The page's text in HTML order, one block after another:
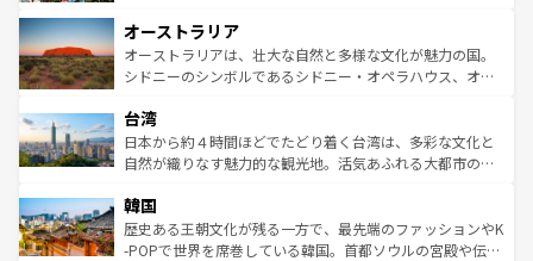
部のニューオーリンズでは、音楽と美食が融合した独特の
文化が魅力。旅行者はアメリカの各地域で異なる魅力を楽
しみながら、その多様性と豊かな歴史を感じることができ
ならではの贅沢な旅のスタイルだ。 なお、新着のアメリカ
情報はコンテンツ一覧を参照してほしい。
ワイ島は見逃せない。また、定番の観光地といえばオアフ
島だが、静かな自然を求めるならマウイ島やカウアイ島が
おすすめ。エメラルドグリーンに輝く海をはじめ、豊かな
れるおもてなしの心で訪れる人々を迎えてくれるハワイの
人々、おいしいローカルフードやハワイアンミュージッ
ク、伝統的なフラダンスなど、すべてがハワイの魅力を彩
ワイを、存分に味わってほしい。 なお、新着のハワイ情報
はコンテンツ一覧を参照してほしい。
オーストラリア
オーストラリアは、壮大な自然と多様な文化が魅力の国。
シドニーのシンボルであるシドニー・オペラハウス、オー
リアリーフや大陸中央部にそびえるウルル（エアーズロッ
ク）、タスマニアの美しい原生林やケアンズの熱帯雨林な
ど、見どころがたくさん。また、カフェやワイン、オージ
いる。アクティビティも充実しており、サーフィンやダイ
ビング、ハイキングなど、アウトドア好きにはたまらな
い。オーストラリアの多彩な魅力を存分に味わいつくそ
台湾
日本から約４時間ほどでたどり着く台湾は、多彩な文化と
自然が織りなす魅力的な観光地。活気あふれる大都市の台
ン）、静ひつな山岳地帯である台湾東部など、都市の喧騒
と山間の静けさが共存しており、訪れる人に新しい発見と
驚きをもたらしてくれる。また、奥深い台湾の食文化も魅
韓国
歴史ある王朝文化が残る一方で、最先端のファッションやK
-POPで世界を席巻している韓国。首都ソウルの宮殿や伝統